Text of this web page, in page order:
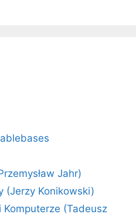
Jahr)
(Jerzy Konikowski)
Komputerze (Tadeusz